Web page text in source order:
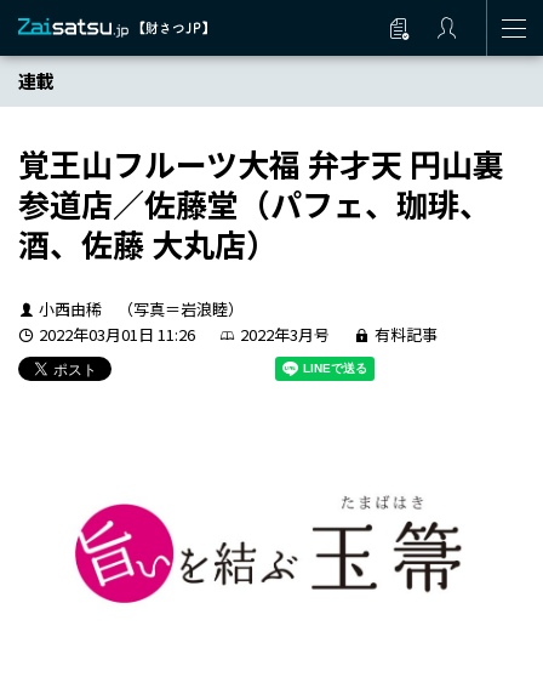
連載
覚王山フルーツ大福 弁才天 円山裏
参道店／佐藤堂（パフェ、珈琲、
酒、佐藤 大丸店）
小西由稀 （写真＝岩浪睦）
2022年03月01日 11:26
2022年3月号 有料記事